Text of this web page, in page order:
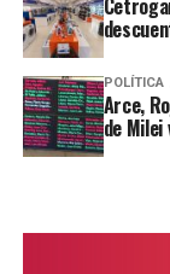
“Una
POLÍTICA
Arce,
de Milei